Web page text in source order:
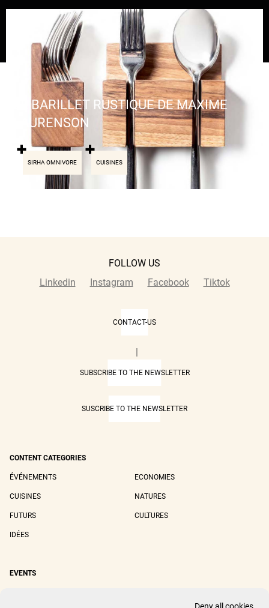
SIRHA OMNIVORE CUISINES
LE BARILLET RUSTIQUE DE MAXIME
LAURENSON
FOLLOW US
Linkedin
Instagram Facebook Tiktok
CONTACT-US
|
SUBSCRIBE TO THE NEWSLETTER
SUSCRIBE TO THE NEWSLETTER
CONTENT CATEGORIES
ÉVÉNEMENTS ECONOMIES
CUISINES NATURES
FUTURS CULTURES
IDÉES
EVENTS